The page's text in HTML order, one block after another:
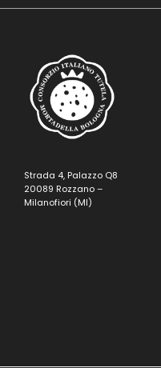
Strada 4, Palazzo Q8
20089 Rozzano –
Milanofiori (MI)